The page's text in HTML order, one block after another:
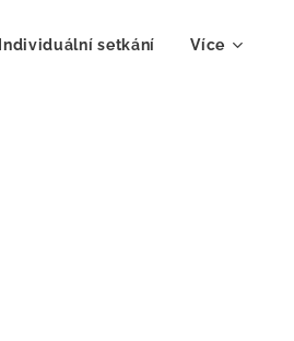
Individuální setkání Více